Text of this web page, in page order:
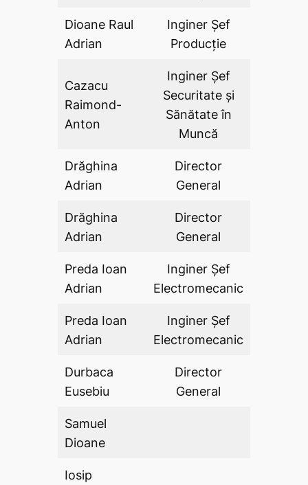
Dioane Raul
Adrian
Inginer Şef
Producție
Cazacu
Raimond-
Anton
Inginer Şef
Securitate şi
Sănătate în
Muncă
Drăghina
Adrian
Director
General
Drăghina
Adrian
Director
General
Preda Ioan
Adrian
Inginer Șef
Electromecanic
Preda Ioan
Adrian
Inginer Șef
Electromecanic
Durbaca
Eusebiu
Director
General
Samuel
Dioane
Iosip